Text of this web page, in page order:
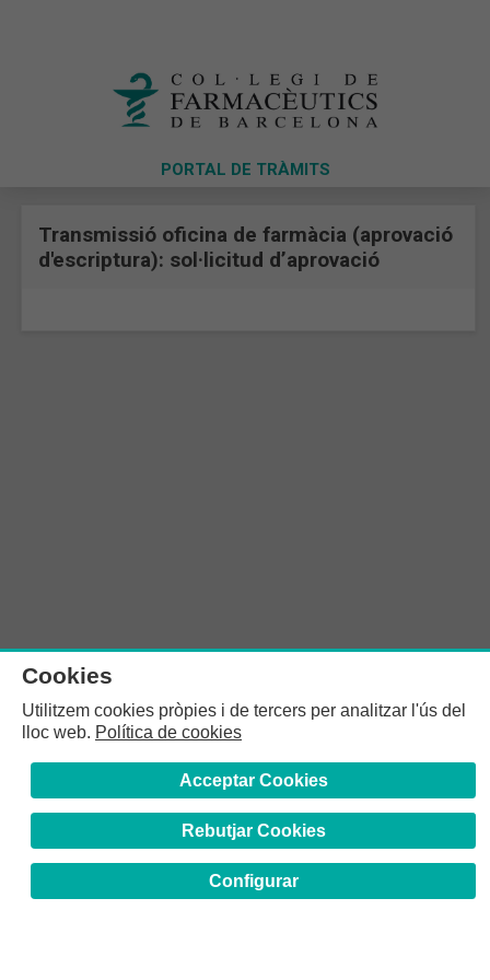
PORTAL DE TRÀMITS
Transmissió oficina de farmàcia (aprovació
d'escriptura): sol·licitud d’aprovació
Cookies
Utilitzem cookies pròpies i de tercers per analitzar l'ús del
lloc web. Política de cookies
Acceptar Cookies
Rebutjar Cookies
Configurar